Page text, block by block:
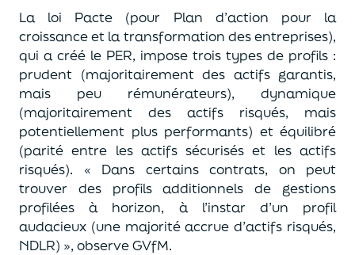
La loi Pacte (pour Plan d’action pour la
croissance et la transformation des entreprises),
qui a créé le PER, impose trois types de profils :
prudent (majoritairement des actifs garantis,
mais peu rémunérateurs), dynamique
(majoritairement des actifs risqués, mais
potentiellement plus performants) et équilibré
(parité entre les actifs sécurisés et les actifs
risqués). « Dans certains contrats, on peut
trouver des profils additionnelsde gestions
profilées à horizon, à l’instar d’un profil
audacieux (une majorité accrue d’actifs risqués,
NDLR) », observeGVfM.